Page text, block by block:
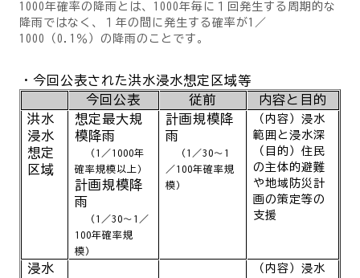
1000年確率の降雨とは、1000年毎に１回発生する周期的な
降雨ではなく、１年の間に発生する確率が1／
1000
（0.1％）の降雨のことです。
・今回公表された洪水浸水想定区域等
今回公表
従前
内容と目的
洪水
浸水
想定
区域
想定最大規
模降雨
（1／1000年
確率規模以上）
計画規模降
雨
（1／30～1／
100年確率規
模）
計画規模降
雨
（1／30～1
／100年確率規
模）
（内容）浸水
範囲と浸水深
（目的 ）住民
の主体的避難
や地域防災計
画の策定等の
支援
浸水
（内容）浸水